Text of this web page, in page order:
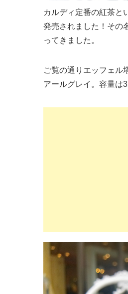
カルディ定番の紅茶と
発売されました！その
ってきました。
ご覧の通りエッフェル
アールグレイ。容量は